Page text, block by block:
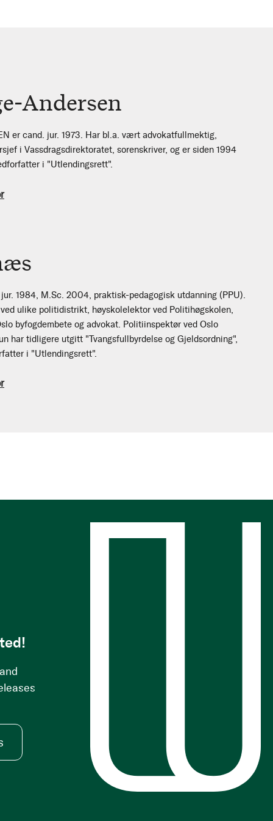
Andersen
er cand. jur. 1973. Har bl.a. vært advokatfullmektig,
i Vassdragsdirektoratet, sorenskriver, og er siden 1994
i "Utlendingsrett".
1984, M.Sc. 2004, praktisk-pedagogisk utdanning (PPU).
ulike politidistrikt, høyskolelektor ved Politihøgskolen,
byfogdembete og advokat. Politiinspektør ved Oslo
har tidligere utgitt "Tvangsfullbyrdelse og Gjeldsordning",
i "Utlendingsrett".